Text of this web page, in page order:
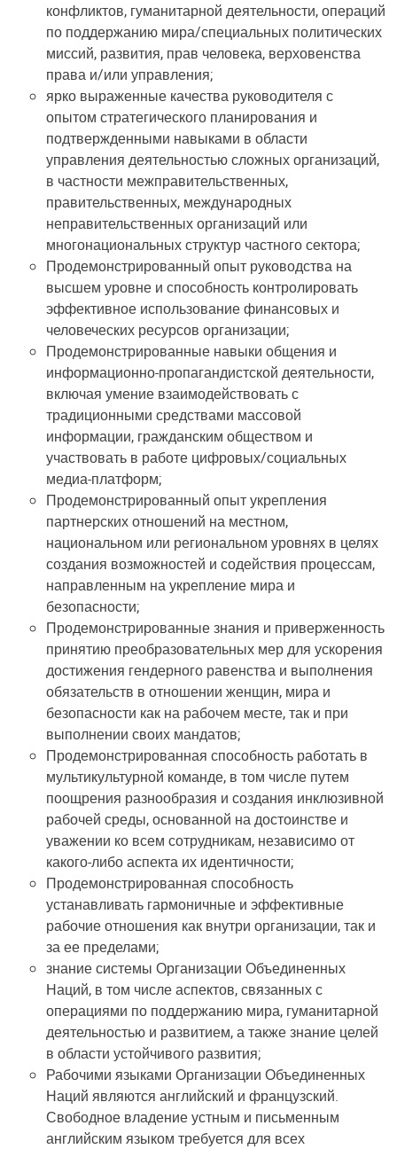
конфликтов, гуманитарной деятельности, операций
по поддержанию мира/специальных политических
миссий, развития, прав человека, верховенства
права и/или управления;
ярко выраженные качества руководителя с
опытом стратегического планирования и
подтвержденными навыками в области
управления деятельностью сложных организаций,
в частности межправительственных,
правительственных, международных
неправительственных организаций или
многонациональных структур частного сектора;
Продемонстрированный опыт руководства на
высшем уровне и способность контролировать
эффективное использование финансовых и
человеческих ресурсов организации;
Продемонстрированные навыки общения и
информационно-пропагандистской деятельности,
включая умение взаимодействовать с
традиционными средствами массовой
информации, гражданским обществом и
участвовать в работе цифровых/социальных
медиа-платформ;
Продемонстрированный опыт укрепления
партнерских отношений на местном,
национальном или региональном уровнях в целях
создания возможностей и содействия процессам,
направленным на укрепление мира и
безопасности;
Продемонстрированные знания и приверженность
принятию преобразовательных мер для ускорения
достижения гендерного равенства и выполнения
обязательств в отношении женщин, мира и
безопасности как на рабочем месте, так и при
выполнении своих мандатов;
Продемонстрированная способность работать в
мультикультурной команде, в том числе путем
поощрения разнообразия и создания инклюзивной
рабочей среды, основанной на достоинстве и
уважении ко всем сотрудникам, независимо от
какого-либо аспекта их идентичности;
Продемонстрированная способность
устанавливать гармоничные и эффективные
рабочие отношения как внутри организации, так и
за ее пределами;
знание системы Организации Объединенных
Наций, в том числе аспектов, связанных с
операциями по поддержанию мира, гуманитарной
деятельностью и развитием, а также знание целей
в области устойчивого развития;
Рабочими языками Организации Объединенных
Наций являются английский и французский.
Свободное владение устным и письменным
английским языком требуется для всех